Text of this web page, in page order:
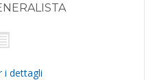
i dettagli